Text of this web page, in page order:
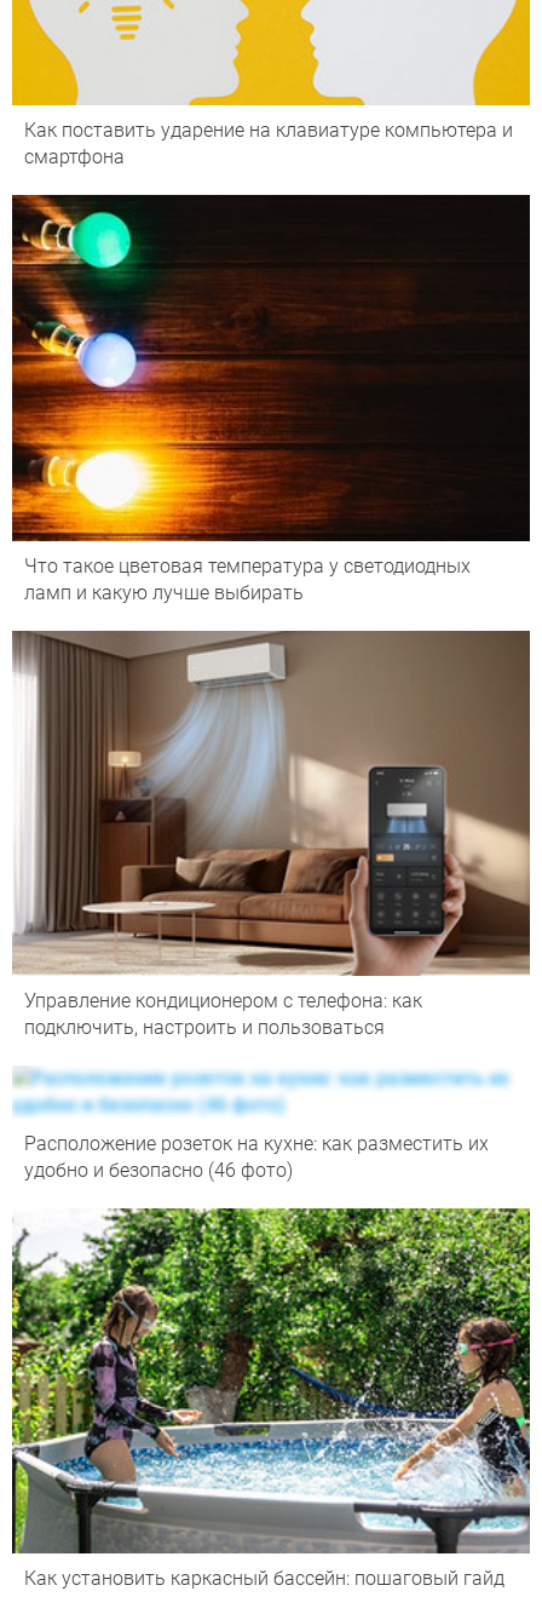
Как поставить ударение на клавиатуре компьютера и
смартфона
Что такое цветовая температура у светодиодных
ламп и какую лучше выбирать
Управление кондиционером с телефона: как
подключить, настроить и пользоваться
Расположение розеток на кухне: как разместить их
удобно и безопасно (46 фото)
Как установить каркасный бассейн: пошаговый гайд